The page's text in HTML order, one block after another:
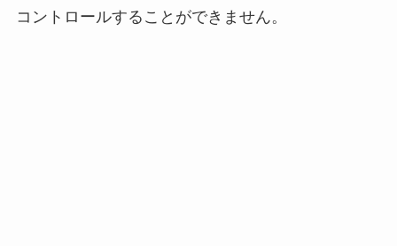
コントロールすることができません。